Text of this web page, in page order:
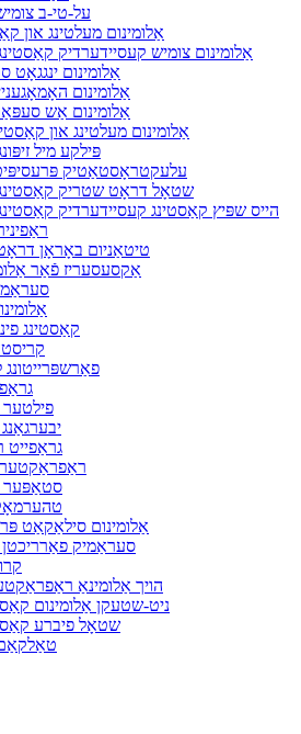
על-טי-ב
אַלומינום מעלטינג און
אַלומינום צומיש קעסיידערדיק
אַלומינום
אַלומינום
אַלומינום אַש
אַלומינום מעלטינג און
פּילקע מיל
עלעקטראָסטאַטיק
שטאָל דראָט שטריק
הייס שפּיץ קאַסטינג קעסיידערדיק
טיטאַניום באָראָן
אַקסעסעריז פֿאַר
קאַסטינג
גראַפייט
סטאַפּער
אַלומינום סילאַקאַט
סעראַמיק
הויך אַלומינאַ
ניט-שטעקן אַלומינום
שטאָל פיברע